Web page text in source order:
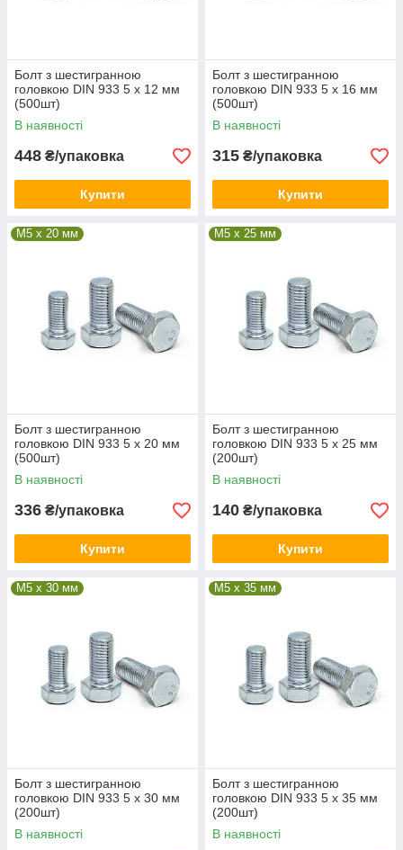
Болт з шестигранною
головкою DIN 933 5 х 12 мм
(500шт)
В наявності
448 ₴/упаковка
Купити
Болт з шестигранною
головкою DIN 933 5 х 16 мм
(500шт)
В наявності
315 ₴/упаковка
Купити
М5 x 20 мм
Болт з шестигранною
головкою DIN 933 5 х 20 мм
(500шт)
В наявності
336 ₴/упаковка
Купити
М5 x 25 мм
Болт з шестигранною
головкою DIN 933 5 х 25 мм
(200шт)
В наявності
140 ₴/упаковка
Купити
М5 x 30 мм
Болт з шестигранною
головкою DIN 933 5 х 30 мм
(200шт)
В наявності
М5 x 35 мм
Болт з шестигранною
головкою DIN 933 5 х 35 мм
(200шт)
В наявності